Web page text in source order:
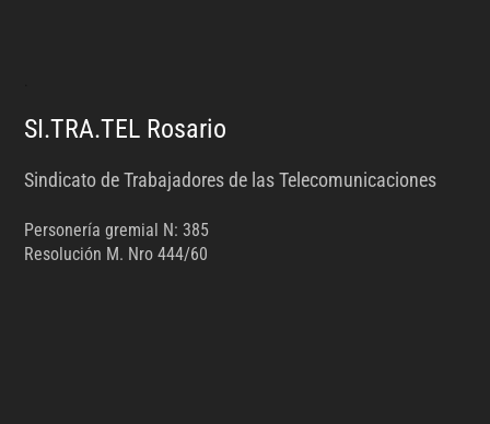
SI.TRA.TEL Rosario
Sindicato de Trabajadores de las Telecomunicaciones
Personería gremial N: 385
Resolución M. Nro 444/60